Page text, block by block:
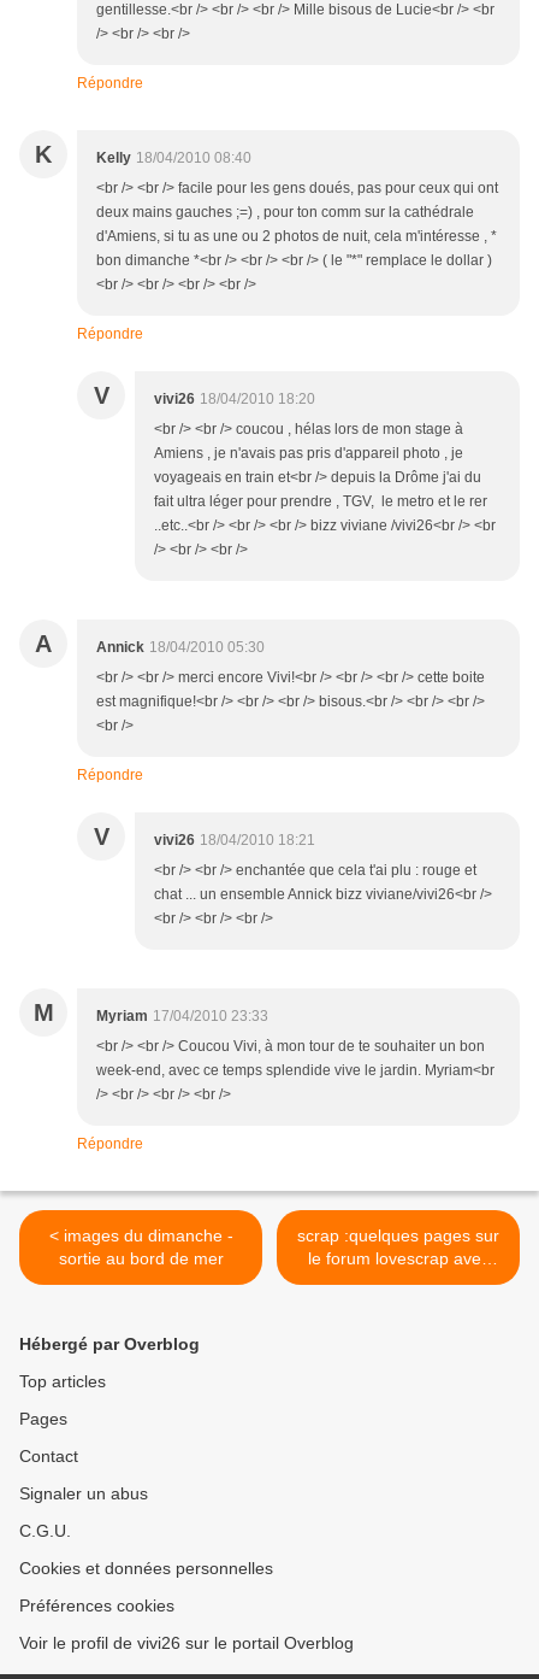
gentillesse.<br /> <br /> <br /> Mille bisous de Lucie<br /> <br
/> <br /> <br />
Répondre
K Kelly 18/04/2010 08:40
<br /> <br /> facile pour les gens doués, pas pour ceux qui ont
deux mains gauches ;=) , pour ton comm sur la cathédrale
d'Amiens, si tu as une ou 2 photos de nuit, cela m'intéresse , *
bon dimanche *<br /> <br /> <br /> ( le "*" remplace le dollar )
<br /> <br /> <br /> <br />
Répondre
V vivi26 18/04/2010 18:20
<br /> <br /> coucou , hélas lors de mon stage à
Amiens , je n'avais pas pris d'appareil photo , je
voyageais en train et<br /> depuis la Drôme j'ai du
fait ultra léger pour prendre , TGV, le metro et le rer
..etc..<br /> <br /> <br /> bizz viviane /vivi26<br /> <br
/> <br /> <br />
A Annick 18/04/2010 05:30
<br /> <br /> merci encore Vivi!<br /> <br /> <br /> cette boite
est magnifique!<br /> <br /> <br /> bisous.<br /> <br /> <br />
<br />
Répondre
V vivi26 18/04/2010 18:21
<br /> <br /> enchantée que cela t'ai plu : rouge et
chat ... un ensemble Annick bizz viviane/vivi26<br />
<br /> <br /> <br />
M Myriam 17/04/2010 23:33
<br /> <br /> Coucou Vivi, à mon tour de te souhaiter un bon
week-end, avec ce temps splendide vive le jardin. Myriam<br
/> <br /> <br /> <br />
Répondre
< images du dimanche -
sortie au bord de mer
scrap :quelques pages sur
le forum lovescrap avec
Victor et Mapie >
Hébergé par Overblog
Top articles
Pages
Contact
Signaler un abus
C.G.U.
Cookies et données personnelles
Préférences cookies
Voir le profil de vivi26 sur le portail Overblog